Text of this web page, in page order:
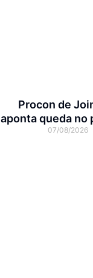
Procon de
aponta queda no
cesta básica em
07/08/2026